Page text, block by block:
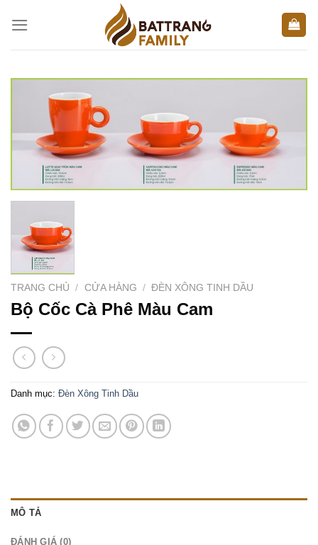
TRANG CHỦ / CỬA HÀNG / ĐÈN XÔNG TINH DẦU
Bộ Cốc Cà Phê Màu Cam
Danh mục: Đèn Xông Tinh Dầu
MÔ TẢ
ĐÁNH GIÁ (0)